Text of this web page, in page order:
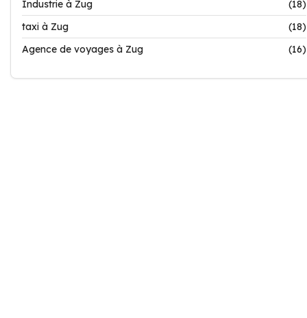
Industrie à Zug
(18)
taxi à Zug
(18)
Agence de voyages à Zug
(16)